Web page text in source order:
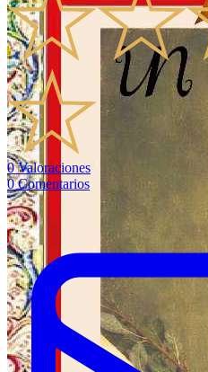
0 Valoraciones
0 Comentarios